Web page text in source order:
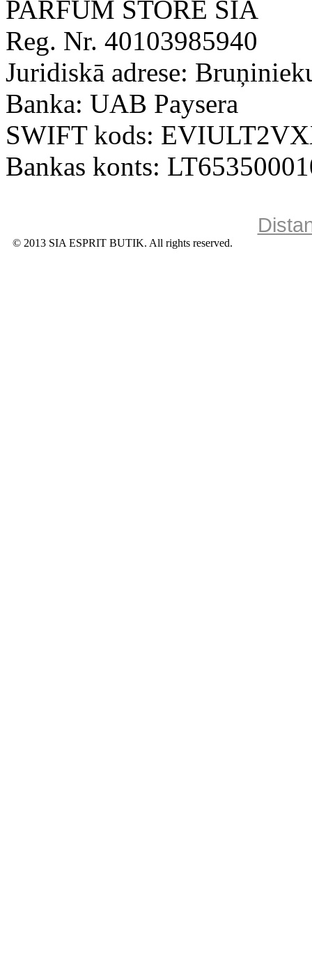
PARFUM STORE SIA
Reg. Nr. 40103985940
Juridiskā adrese:
Banka: UAB Paysera
SWIFT kods:
Bankas konts:
© 2013 SIA ESPRIT BUTIK. All rights reserved.